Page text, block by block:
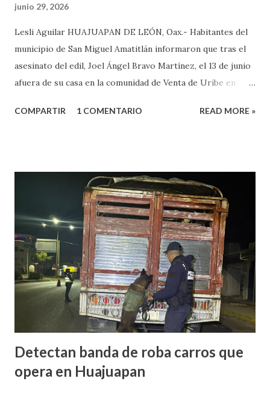
junio 29, 2026
Lesli Aguilar HUAJUAPAN DE LEÓN, Oax.- Habitantes del
municipio de San Miguel Amatitlán informaron que tras el
asesinato del edil, Joel Ángel Bravo Martínez, el 13 de junio
afuera de su casa en la comunidad de Venta de Uribe en
el que tome protesta para poder concluir el gobierno
día, quien sacó un arma de fuego y disparo contra él, por lo
que las lesiones provocadas por este ataque armado
originaron que el edil perdiera la vida en el lugar. Además,
el presidente municipal el 6 de mayo venía viajando sobre la
carretera Huajuapan-Puebla a la altura del municipio de
Petlalcingo , Puebla, cuando sujetos fuertemente armados
lo bajaron de sus camioneta y los secuestraron con fines de
extorsión, donde le pedían una can...
COMPARTIR 1 COMENTARIO READ MORE »
Detectan banda de roba carros que
opera en Huajuapan